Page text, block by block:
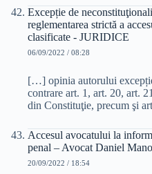
Excepție de
reglementarea strictă a
clasificate - JURIDICE
06/09/2022 / 08:28
[…] opinia autorului
contrare art. 1, art. 20, art.
din Constituţie, precum şi
Accesul avocatului la
penal – Avocat Daniel
20/09/2022 / 18:54